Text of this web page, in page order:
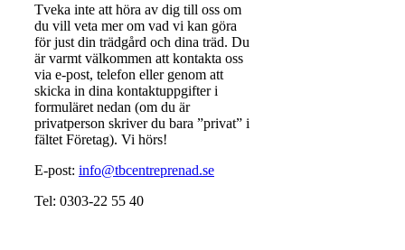
Tveka inte att höra av dig till oss om
du vill veta mer om vad vi kan göra
för just din trädgård och dina träd. Du
är varmt välkommen att kontakta oss
via e-post, telefon eller genom att
skicka in dina kontaktuppgifter i
formuläret nedan (om du är
privatperson skriver du bara ”privat” i
fältet Företag). Vi hörs!
E-post: info@tbcentreprenad.se
Tel: 0303-22 55 40